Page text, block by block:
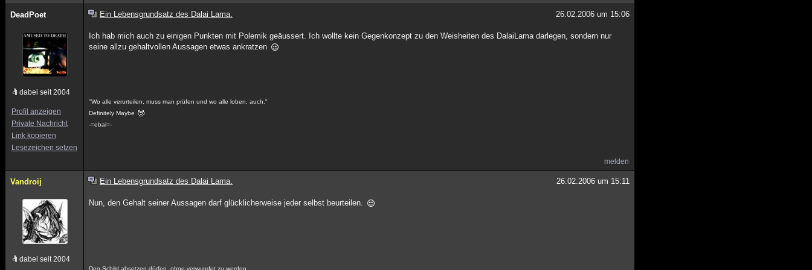
DeadPoet
dabei seit 2004
Profil anzeigen
Private Nachricht
Link kopieren
Lesezeichen setzen
Ein Lebensgrundsatz des Dalai Lama. 26.02.2006 um 15:06
Ich hab mich auch zu einigen Punkten mit Polemik geäussert. Ich wollte kein Gegenkonzept zu den Weisheiten des DalaiLama darlegen, sondern nur
seine allzu gehaltvollen Aussagen etwas ankratzen
"Wo alle verurteilen, muss man prüfen und wo alle loben, auch."
Definitely Maybe
-=ebai=-
melden
Vandroij
dabei seit 2004
Ein Lebensgrundsatz des Dalai Lama. 26.02.2006 um 15:11
Nun, den Gehalt seiner Aussagen darf glücklicherweise jeder selbst beurteilen.
Den Schild absetzen dürfen, ohne verwundet zu werden,